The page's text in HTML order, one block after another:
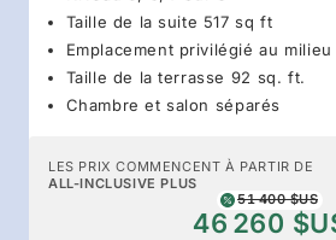
Taille de la suite 517 sq ft
Emplacement privilégié au
Taille de la terrasse 92 sq. ft.
Chambre et salon séparés
LES PRIX COMMENCENT À PARTIR DE
ALL-INCLUSIVE PLUS
51 400 $US
46 260